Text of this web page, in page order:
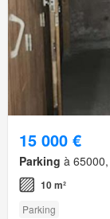
15 000 €
Parking à
10 m²
Parking